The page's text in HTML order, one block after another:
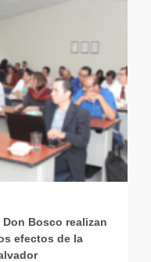
Don Bosco realizan
efectos de la